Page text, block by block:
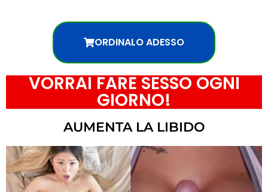
ORDINALO ADESSO
VORRAI FARE SESSO OGNI
GIORNO!
AUMENTA LA LIBIDO